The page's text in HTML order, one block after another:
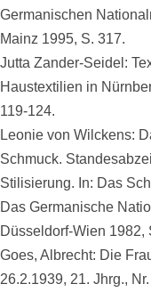
Germanischen
Mainz 1995, S. 317.
Jutta Zander-Seidel:
Haustextilien in
119-124.
Leonie von Wilckens:
Schmuck.
Stilisierung. In: Das
Das Germanische
Düsseldorf-Wien 1982,
Goes, Albrecht: Die
26.2.1939, 21. Jhrg., Nr.